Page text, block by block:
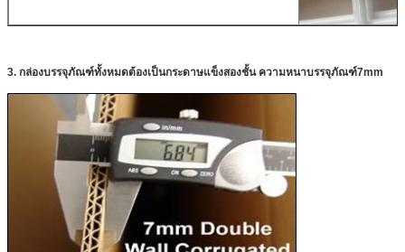
3. กล่องบรรจุภัณฑ์ทั้งหมดต้องเป็นกระดาษแข็งสองชั้น ความหนาบรรจุภัณฑ์7mm